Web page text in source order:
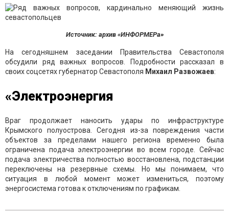
Источник: архив «ИНФОРМЕРа»
На сегодняшнем заседании Правительства Севастополя
обсудили ряд важных вопросов. Подробности рассказал в
своих соцсетях губернатор Севастополя Михаил Развожаев:
«Электроэнергия
Враг продолжает наносить удары по инфраструктуре
Крымского полуострова. Сегодня из-за повреждения части
объектов за пределами нашего региона временно была
ограничена подача электроэнергии во всем городе. Сейчас
подача электричества полностью восстановлена, подстанции
переключены на резервные схемы. Но мы понимаем, что
ситуация в любой момент может измениться, поэтому
энергосистема готова к отключениям по графикам.